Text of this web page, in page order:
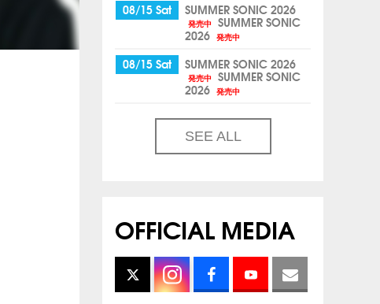
08/15 Sat SUMMER SONIC 2026
発売中 SUMMER SONIC
2026 発売中
08/15 Sat SUMMER SONIC 2026
発売中 SUMMER SONIC
2026 発売中
SEE ALL
OFFICIAL MEDIA